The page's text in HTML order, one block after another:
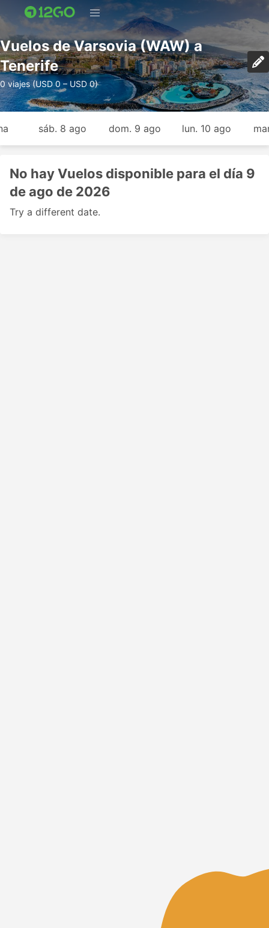
Vuelos de Varsovia (WAW) a
Tenerife
0 viajes (USD 0 – USD 0)
sáb. 8 ago dom. 9 ago lun. 10 ago
No hay Vuelos disponible para el día 9
de ago de 2026
Try a different date.